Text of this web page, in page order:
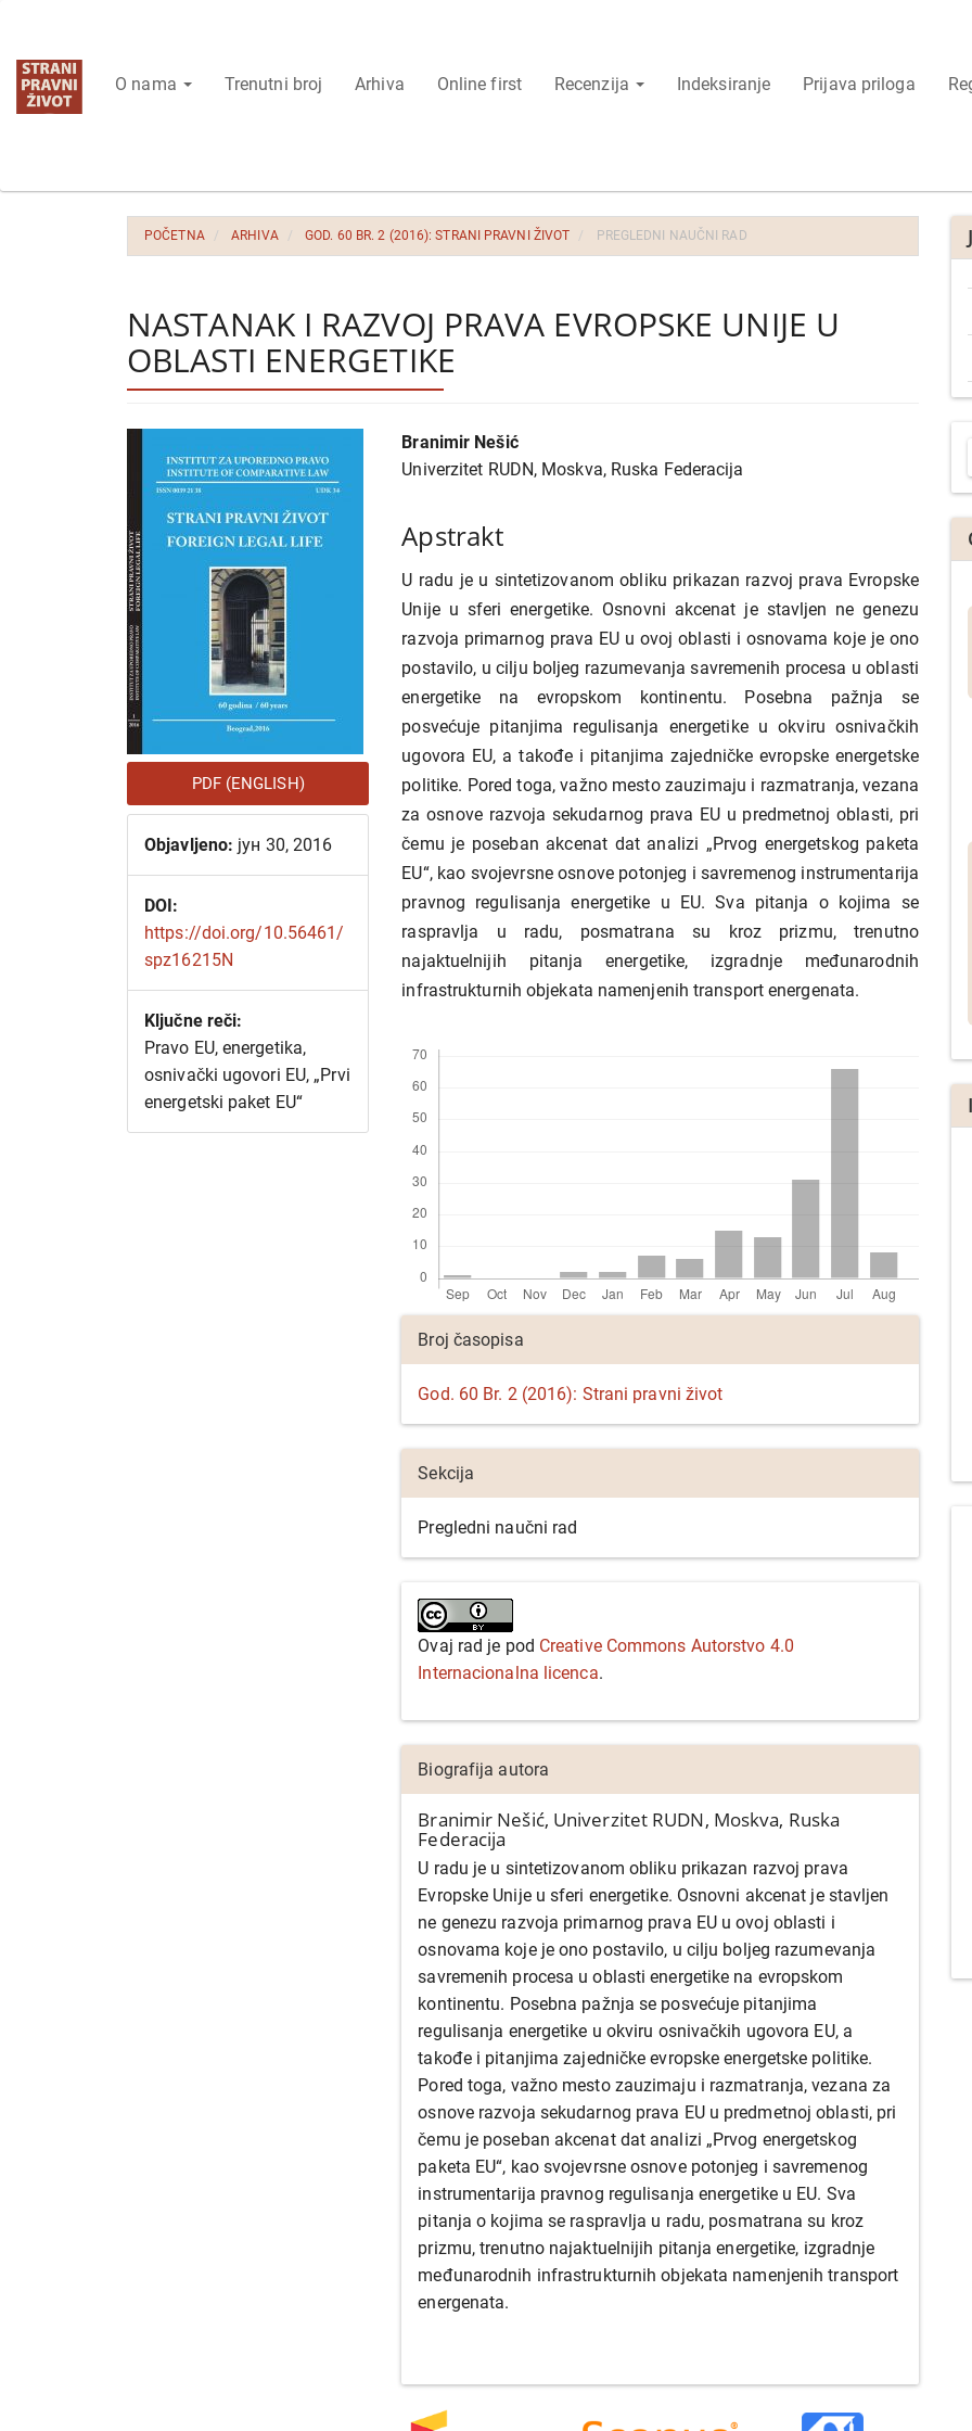
Glavni
sadržaj
Bočna
O nama Trenutni broj Arhiva Online first Recenzija Indeksiranje Prijava priloga
POČETNA ARHIVA GOD. 60 BR. 2 (2016): STRANI PRAVNI ŽIVOT PREGLEDNI NAUČNI RAD
NASTANAK I RAZVOJ PRAVA EVROPSKE UNIJE U
OBLASTI ENERGETIKE
Bočna
strana
članka
PDF (ENGLISH)
Objavljeno: јун 30, 2016
DOI:
https://doi.org/10.56461/
spz16215N
Ključne reči:
Pravo EU, energetika,
osnivački ugovori EU, „Prvi
energetski paket EU“
Glavni
sadržaj
Branimir Nešić
Univerzitet RUDN, Moskva, Ruska Federacija
Apstrakt
U radu je u sintetizovanom obliku prikazan razvoj prava Evropske
Unije u sferi energetike. Osnovni akcenat je stavljen ne genezu
razvoja primarnog prava EU u ovoj oblasti i osnovama koje je ono
postavilo, u cilju boljeg razumevanja savremenih procesa u oblasti
energetike na evropskom kontinentu. Posebna pažnja se
posvećuje pitanjima regulisanja energetike u okviru osnivačkih
ugovora EU, a takođe i pitanjima zajedničke evropske energetske
politike. Pored toga, važno mesto zauzimaju i razmatranja, vezana
za osnove razvoja sekudarnog prava EU u predmetnoj oblasti, pri
čemu je poseban akcenat dat analizi „Prvog energetskog paketa
EU“, kao svojevrsne osnove potonjeg i savremenog instrumentarija
pravnog regulisanja energetike u EU. Sva pitanja o kojima se
raspravlja u radu, posmatrana su kroz prizmu, trenutno
najaktuelnijih pitanja energetike, izgradnje međunarodnih
infrastrukturnih objekata namenjenih transport energenata.
Detalji
članka
Broj časopisa
God. 60 Br. 2 (2016): Strani pravni život
Sekcija
Pregledni naučni rad
Ovaj rad je pod Creative Commons Autorstvo 4.0
Internacionalna licenca.
Biografija autora
Branimir Nešić, Univerzitet RUDN, Moskva, Ruska
Federacija
U radu je u sintetizovanom obliku prikazan razvoj prava
Evropske Unije u sferi energetike. Osnovni akcenat je stavljen
ne genezu razvoja primarnog prava EU u ovoj oblasti i
osnovama koje je ono postavilo, u cilju boljeg razumevanja
savremenih procesa u oblasti energetike na evropskom
kontinentu. Posebna pažnja se posvećuje pitanjima
regulisanja energetike u okviru osnivačkih ugovora EU, a
takođe i pitanjima zajedničke evropske energetske politike.
Pored toga, važno mesto zauzimaju i razmatranja, vezana za
osnove razvoja sekudarnog prava EU u predmetnoj oblasti, pri
čemu je poseban akcenat dat analizi „Prvog energetskog
paketa EU“, kao svojevrsne osnove potonjeg i savremenog
instrumentarija pravnog regulisanja energetike u EU. Sva
pitanja o kojima se raspravlja u radu, posmatrana su kroz
prizmu, trenutno najaktuelnijih pitanja energetike, izgradnje
međunarodnih infrastrukturnih objekata namenjenih transport
energenata.